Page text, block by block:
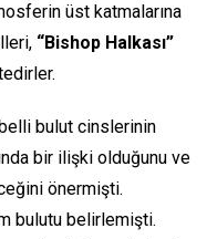
üst katmalarına
“Bishop Halkası”
bulut cinslerinin
bir ilişki olduğunu ve
önermişti.
bulutu belirlemişti.